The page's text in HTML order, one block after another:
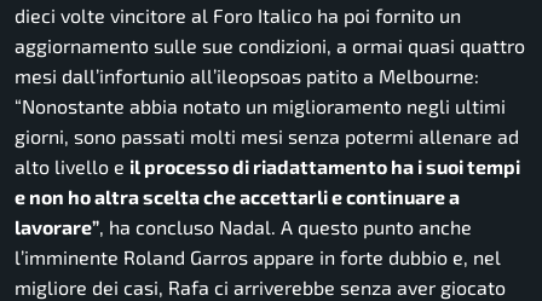
dieci volte vincitore al Foro Italico ha poi fornito un
aggiornamento sulle sue condizioni, a ormai quasi quattro
mesi dall’infortunio all’ileopsoas patito a Melbourne:
“Nonostante abbia notato un miglioramento negli ultimi
giorni, sono passati molti mesi senza potermi allenare ad
alto livello e il processo di riadattamento ha i suoi tempi
e non ho altra scelta che accettarli e continuare a
lavorare”, ha concluso Nadal. A questo punto anche
l’imminente Roland Garros appare in forte dubbio e, nel
migliore dei casi, Rafa ci arriverebbe senza aver giocato